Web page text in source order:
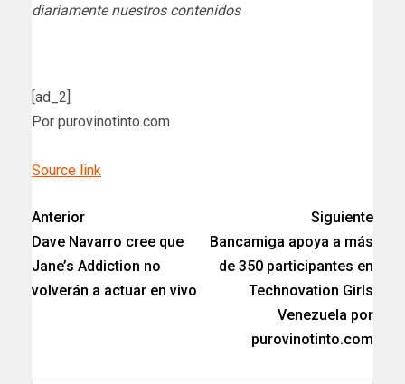
diariamente nuestros contenidos
[ad_2]
Por purovinotinto.com
Source link
Anterior
Dave Navarro cree que
Jane’s Addiction no
volverán a actuar en vivo
Siguiente
Bancamiga apoya a más
de 350 participantes en
Technovation Girls
Venezuela por
purovinotinto.com